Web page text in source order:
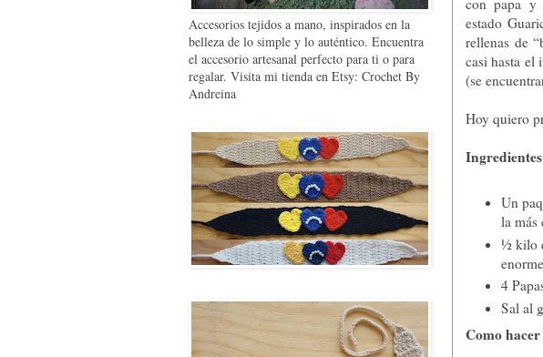
estado
rellenas de
casi hasta el
(se
Hoy quiero
Un
la más
½ kilo
4
Sal al
Como
Accesorios tejidos a mano, inspirados en la
belleza de lo simple y lo auténtico. Encuentra
el accesorio artesanal perfecto para ti o para
regalar. Visita mi tienda en Etsy: Crochet By
Andreina